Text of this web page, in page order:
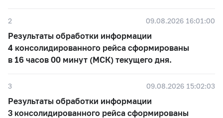
2 09.08.2026 16:01:00
Результаты обработки информации
4 консолидированного рейса сформированы
в 16 часов 00 минут (МСК) текущего дня.
3 09.08.2026 15:02:03
Результаты обработки информации
3 консолидированного рейса сформированы